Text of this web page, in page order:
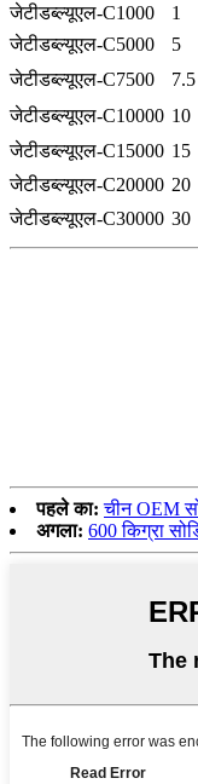
जेटीडब्ल्यूएल-C1000
1
जेटीडब्ल्यूएल-C5000
5
जेटीडब्ल्यूएल-C7500
7.5
जेटीडब्ल्यूएल-C10000 10
जेटीडब्ल्यूएल-C15000 15
जेटीडब्ल्यूएल-C20000 20
जेटीडब्ल्यूएल-C30000 30
पहले का: चीन OEM
अगला: 600 किग्रा